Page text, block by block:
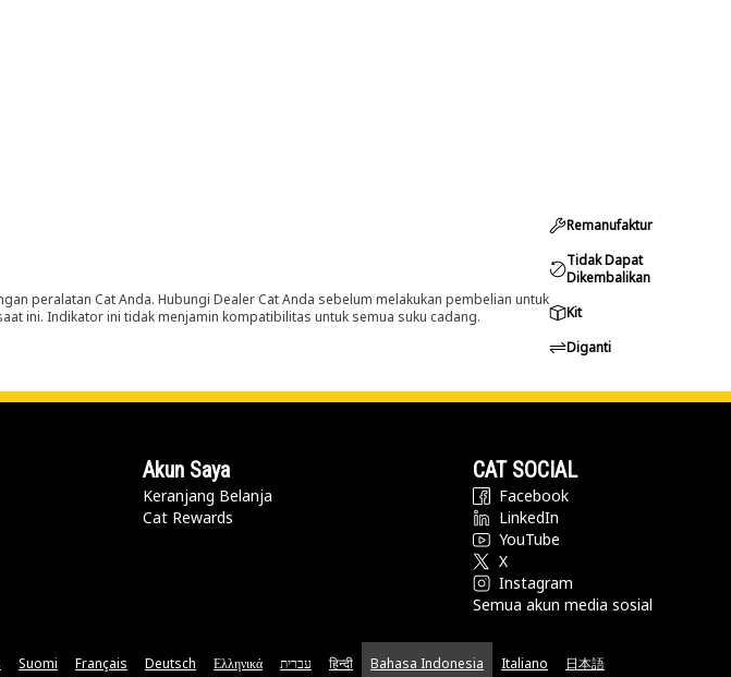
peralatan Cat Anda. Hubungi Dealer Cat Anda sebelum melakukan pembelian untuk
ini. Indikator ini tidak menjamin kompatibilitas untuk semua suku cadang.
Remanufaktur
Tidak Dapat
Dikembalikan
Kit
Diganti
Akun Saya
Keranjang Belanja
Cat Rewards
CAT SOCIAL
Facebook
LinkedIn
YouTube
X
Instagram
Semua akun media sosial
Suomi Français Deutsch Ελληνικά עברית हिन्दी Bahasa Indonesia Italiano 日本語